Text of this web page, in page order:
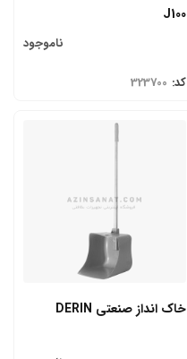
J100
ناموجود
کد: 323700
خاک انداز صنعتی DERIN